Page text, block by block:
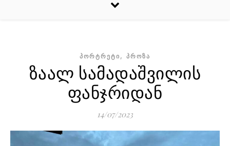
ᲞᲝᲠᲢᲠᲔᲢᲘ, ᲞᲠᲝᲖᲐ
ზაალ სამადაშვილის
ფანჯრიდან
14/07/2023